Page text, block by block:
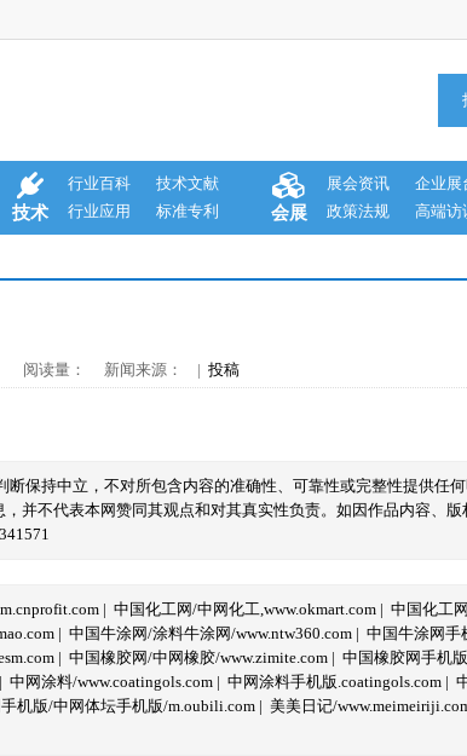
技术
行业百科
技术文献
行业应用
标准专利 会展
展会资讯
企业展
政策法规
高端访
阅读量： 新闻来源： | 投稿
保持中立，不对所包含内容的准确性、可靠性或完整性提供任
并不代表本网赞同其观点和对其真实性负责。如因作品内容、
| 中国化工网/中网化工,www.okmart.com | 中国化工
| 中国牛涂网/涂料牛涂网/www.ntw360.com | 中国牛涂网手
| 中国橡胶网/中网橡胶/www.zimite.com | 中国橡胶网手机
| 中网涂料/www.coatingols.com | 中网涂料手机版.coatingols.com |
机版/中网体坛手机版/m.oubili.com | 美美日记/